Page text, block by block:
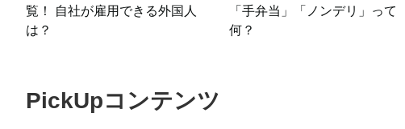
覧！ 自社が雇用できる外国人
は？
「手弁当」「ノンデリ」って
何？
PickUpコンテンツ